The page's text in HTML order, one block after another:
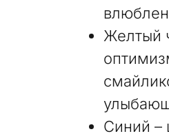
Желтый
Синий –